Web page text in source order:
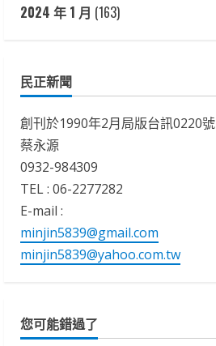
2024 年 1 月 (163)
民正新聞
創刊於1990年2月局版台訊0220號
蔡永源
0932-984309
TEL : 06-2277282
E-mail :
minjin5839@gmail.com
minjin5839@yahoo.com.tw
您可能錯過了